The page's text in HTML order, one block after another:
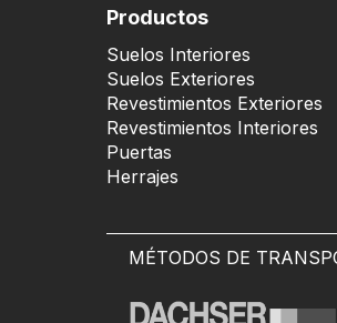
Productos
Suelos Interiores
Suelos Exteriores
Revestimientos Exteriores
Revestimientos Interiores
Puertas
Herrajes
MÉTODOS DE